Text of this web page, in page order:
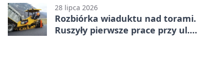
28 lipca 2026
Rozbiórka wiaduktu nad torami.
Ruszyły pierwsze prace przy ul.